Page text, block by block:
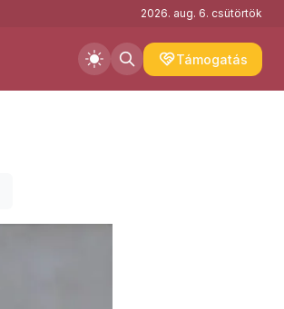
2026. aug. 6. csütörtök
Támogatás